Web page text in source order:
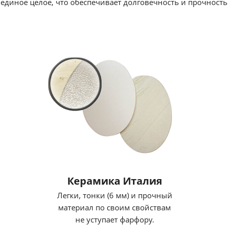
единое целое, что обеспечивает долговечность и
Керамика Италия
Легки, тонки (6 мм) и прочный
материал по своим свойствам
не уступает фарфору.